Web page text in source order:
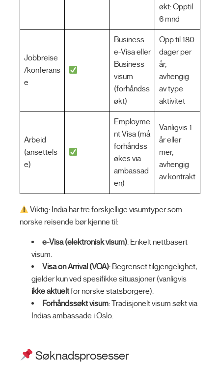
økt: Opptil
6 mnd
Jobbreise
/konferans
e
Business
e-Visa eller
Business
visum
(forhåndss
økt)
Opp til 180
dager per
år,
avhengig
av type
aktivitet
Arbeid
(ansettels
e)
Employme
nt Visa (må
forhåndss
økes via
ambassad
en)
Vanligvis 1
år eller
mer,
avhengig
av kontrakt
Viktig: India har tre forskjellige visumtyper som
norske reisende bør kjenne til:
e-Visa (elektronisk visum): Enkelt nettbasert
visum.
Visa on Arrival (VOA): Begrenset tilgjengelighet,
gjelder kun ved spesifikke situasjoner (vanligvis
ikke aktueltfor norske statsborgere).
Forhåndssøkt visum: Tradisjonelt visum søkt via
Indias ambassade i Oslo.
Søknadsprosesser